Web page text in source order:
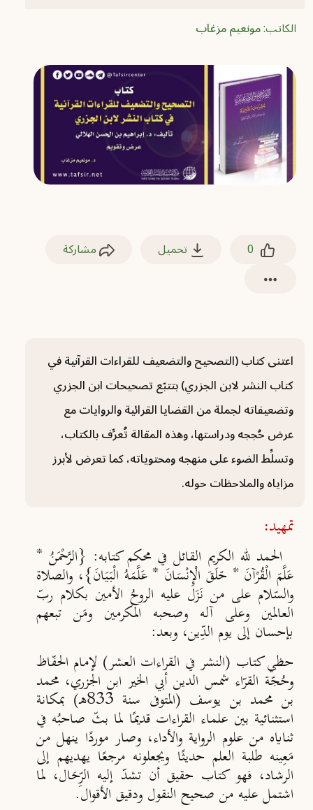
الكاتب:مونعيم مزغاب
0 تحميل مشاركة
اعتنى كتاب (التصحيح والتضعيف للقراءات القرآنية في
كتاب النشر لابن الجزري) بتتبّع تصحيحات ابن الجزري
وتضعيفاته لجملة من القضايا القرائية والروايات مع
عرض حُججه ودراستها، وهذه المقالة تُعرِّف بالكتاب،
وتسلِّط الضوء على منهجه ومحتوياته، كما تعرض لأبرز
مزاياه والملاحظات حوله.
تمهيد:
الحمد لله الكريم القائل في محكم كتابه: {الرَّحْمَنُ *
عَلَّمَ الْقُرْآنَ * خَلَقَ الْإِنْسَانَ * عَلَّمَهُ الْبَيَانَ}، والصلاة
والسّلام على من نَزَل عليه الروحُ الأمين بكلام ربّ
العالمين وعلى آله وصحبه المكرمين ومَن تبعهم
بإحسان إلى يوم الدِّين، وبعد:
حظي كتاب (النشر في القراءات العشر) لإمام الحفّاظ
وحُجّة القرّاء شمس الدين أبي الخير ابن الجزري، محمد
بن محمد بن يوسف (المتوفى سنة 833هـ) بمكانة
استثنائية بين علماء القراءات قديمًا لما بثّ صاحبُه في
ثناياه من علوم الرواية والأداء، وصار موردا ينهل من
مَعِينه طلبة العلم حديثا ويجعلونه مرجعًا يهديهم إلى
الرشاد، فهو كتاب حقيق أن تشدّ إليه الرِّحَال، لما
اشتمل عليه من صحيح النقول ودقيق الأقوال.